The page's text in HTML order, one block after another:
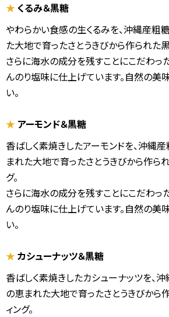
★ くるみ＆黒糖
やわらかい食感の生くるみを、沖縄産粗
た大地で育ったさとうきびから作られた
さらに海水の成分を残すことにこだわっ
んのり塩味に仕上げています。自然の美
い。
★ アーモンド＆黒糖
香ばしく素焼きしたアーモンドを、沖縄
まれた大地で育ったさとうきびから作ら
グ。
さらに海水の成分を残すことにこだわっ
んのり塩味に仕上げています。自然の美
い。
★ カシューナッツ＆黒糖
香ばしく素焼きしたカシューナッツを、
の恵まれた大地で育ったさとうきびから
ィング。